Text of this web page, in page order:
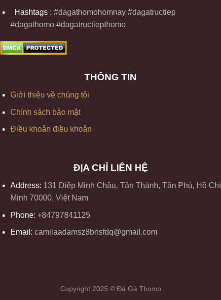
Hashtags : #dagathomohomnay #dagatructiep
#dagathomo #dagatructiepthomo
THÔNG TIN
Giới thiệu về chúng tôi
Chính sách bảo mật
Điều khoản điều khoản
ĐỊA CHỈ LIÊN HỆ
Address: 131 Diệp Minh Châu, Tân Thành, Tân Phú, Hồ Chí
Minh 70000, Việt Nam
Phone: +84797841125
Email: camilaadamsz8bnsfdq@gmail.com
Copyright 2025 © Đá Gà Thomo